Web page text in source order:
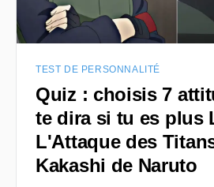
TEST DE PERSONNALITÉ
Quiz : choisis 7
te dira si tu es plus
L'Attaque des
Kakashi de Naruto